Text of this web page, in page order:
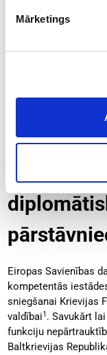
Mārketings
3. dokuments -
2.
Krievijas
Eiropas Savienības
kompetentās
sniegšanai Krievijas
valdībai1 . Savukārt
funkciju
Baltkrievijas